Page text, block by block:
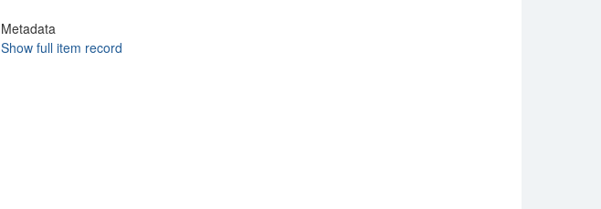
Metadata
Show full item record